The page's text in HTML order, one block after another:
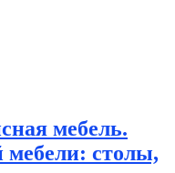
мебель.
мебели: столы,